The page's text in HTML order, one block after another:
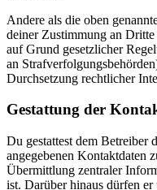
Andere als die oben
deiner Zustimmung an
auf Grund gesetzlicher
an
Durchsetzung rechtlicher
Gestattung der
Du gestattest dem Betreiber
angegebenen Kontaktdaten
Übermittlung zentraler
ist. Darüber hinaus dürfen